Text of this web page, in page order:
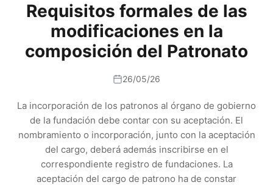
Requisitos formales de las
modificaciones en la
composición del Patronato
26/05/26
La incorporación de los patronos al órgano de gobierno
de la fundación debe contar con su aceptación. El
nombramiento o incorporación, junto con la aceptación
del cargo, deberá además inscribirse en el
correspondiente registro de fundaciones. La
aceptación del cargo de patrono ha de constar